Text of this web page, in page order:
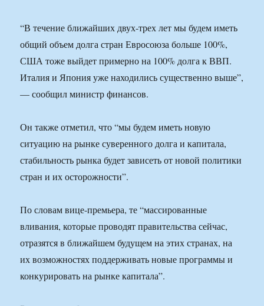
“В течение ближайших двух-трех лет мы будем иметь
общий объем долга стран Евросоюза больше 100%,
США тоже выйдет примерно на 100% долга к ВВП.
Италия и Япония уже находились существенно выше”,
— сообщил министр финансов.
Он также отметил, что “мы будем иметь новую
ситуацию на рынке суверенного долга и капитала,
стабильность рынка будет зависеть от новой политики
стран и их осторожности”.
По словам вице-премьера, те “массированные
вливания, которые проводят правительства сейчас,
отразятся в ближайшем будущем на этих странах, на
их возможностях поддерживать новые программы и
конкурировать на рынке капитала”.